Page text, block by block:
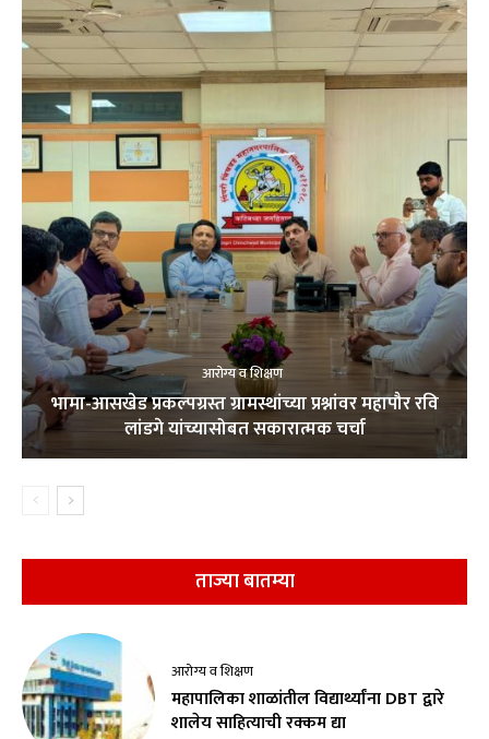
आरोग्य व शिक्षण
भामा-आसखेड प्रकल्पग्रस्त ग्रामस्थांच्या प्रश्नांवर महापौर रवि
लांडगे यांच्यासोबत सकारात्मक चर्चा
ताज्या बातम्या
आरोग्य व शिक्षण
महापालिका शाळांतील विद्यार्थ्यांना DBT द्वारे
शालेय साहित्याची रक्कम द्या